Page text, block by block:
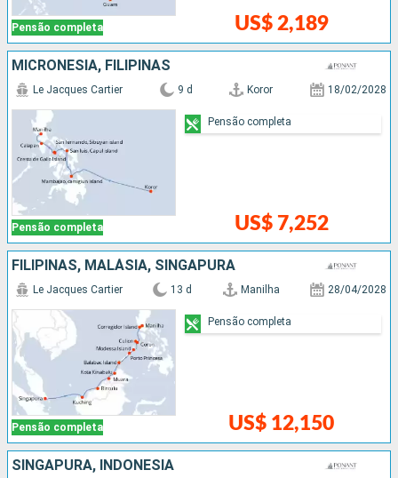
Pensão completa US$ 2,189
MICRONÉSIA, FILIPINAS
Pensão completa
Le Jacques Cartier 9 d Koror 18/02/2028
US$ 7,252
Pensão completa
FILIPINAS, MALÁSIA, SINGAPURA
Pensão completa
Le Jacques Cartier 13 d Manilha 28/04/2028
US$ 12,150
Pensão completa
SINGAPURA, INDONESIA